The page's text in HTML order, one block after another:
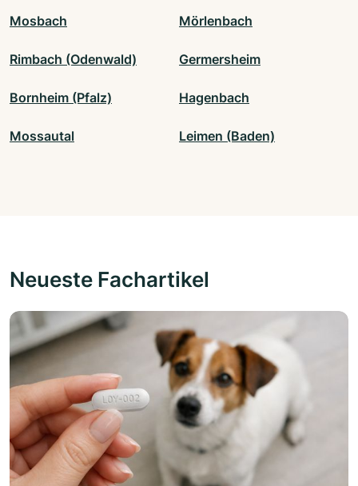
Mosbach Mörlenbach
Rimbach (Odenwald) Germersheim
Bornheim (Pfalz) Hagenbach
Mossautal Leimen (Baden)
Neueste Fachartikel